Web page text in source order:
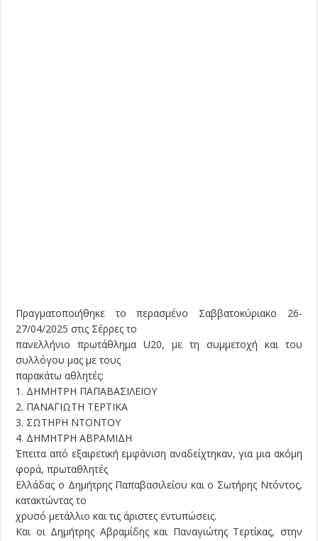
Πραγματοποιήθηκε το περασμένο Σαββατοκύριακο 26-
27/04/2025 στις Σέρρες το
πανελλήνιο πρωτάθλημα U20, με τη συμμετοχή και του
συλλόγου μας με τους
παρακάτω αθλητές:
1. ΔΗΜΗΤΡΗ ΠΑΠΑΒΑΣΙΛΕΙΟΥ
2. ΠΑΝΑΓΙΩΤΗ ΤΕΡΤΙΚΑ
3. ΣΩΤΗΡΗ ΝΤΟΝΤΟΥ
4. ΔΗΜΗΤΡΗ ΑΒΡΑΜΙΔΗ
Έπειτα από εξαιρετική εμφάνιση αναδείχτηκαν, για μια ακόμη
φορά, πρωταθλητές
Ελλάδας ο Δημήτρης Παπαβασιλείου και ο Σωτήρης Ντόντος,
κατακτώντας το
χρυσό μετάλλιο και τις άριστες εντυπώσεις.
Και οι Δημήτρης Αβραμίδης και Παναγιώτης Τερτίκας, στην